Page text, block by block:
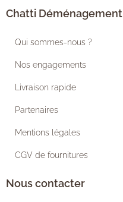
Chatti Déménagement
Qui sommes-nous ?
Nos engagements
Livraison rapide
Partenaires
Mentions légales
CGV de fournitures
Nous contacter